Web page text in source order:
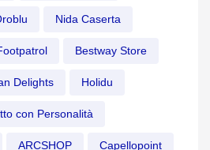
Nida Caserta
Bestway Store
Delights Holidu
con Personalità
ARCSHOP Capellopoint